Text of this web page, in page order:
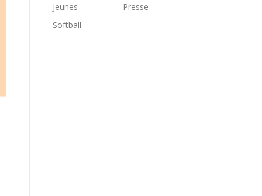
Jeunes
Presse
Softball